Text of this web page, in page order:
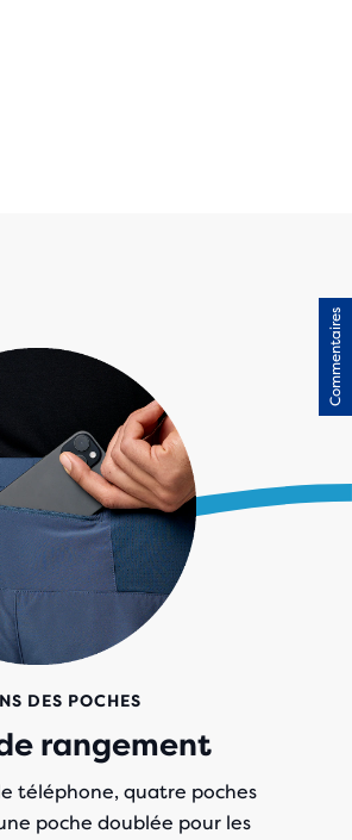
DES POCHES
rangement
téléphone, quatre poches
poche doublée pour les
Commentaires